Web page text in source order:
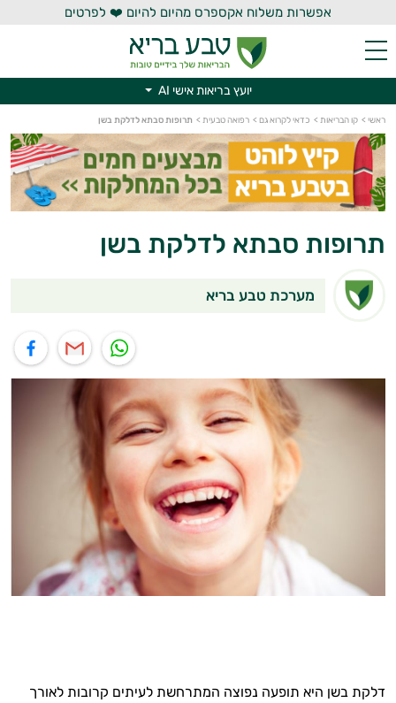
אפשרות משלוח אקספרס מהיום להיום ❤️ לפרטים
יועץ בריאות אישי AI
ראשי > קו הבריאות > כדאי לקרוא גם > רפואה טבעית > תרופות סבתא לדלקת בשן
תרופות סבתא לדלקת בשן
מערכת טבע בריא
דלקת בשן היא תופעה נפוצה המתרחשת לעיתים קרובות לאורך